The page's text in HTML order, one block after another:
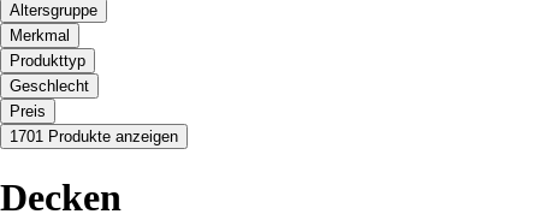
Altersgruppe
Merkmal
Produkttyp
Geschlecht
Preis
1701 Produkte anzeigen
Decken